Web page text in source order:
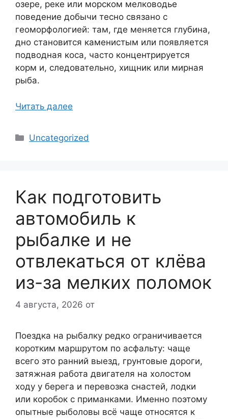
озере, реке или морском мелководье
поведение добычи тесно связано с
геоморфологией: там, где меняется глубина,
дно становится каменистым или появляется
подводная коса, часто концентрируется
корм и, следовательно, хищник или мирная
рыба.
Читать далее
Рубрики
Uncategorized
Как подготовить
автомобиль к
рыбалке и не
отвлекаться от клёва
из-за мелких поломок
4 августа, 2026 от
Поездка на рыбалку редко ограничивается
коротким маршрутом по асфальту: чаще
всего это ранний выезд, грунтовые дороги,
затяжная работа двигателя на холостом
ходу у берега и перевозка снастей, лодки
или коробок с приманками. Именно поэтому
опытные рыболовы всё чаще относятся к